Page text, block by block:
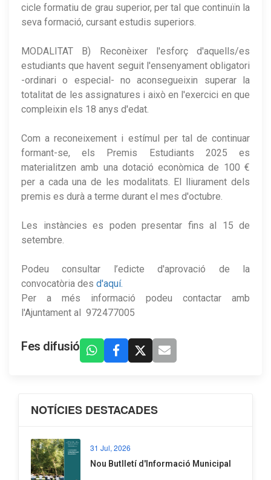
cicle formatiu de grau superior, per tal que continuïn la
seva formació, cursant estudis superiors.
MODALITAT B) Reconèixer l'esforç d'aquells/es
estudiants que havent seguit l'ensenyament obligatori
-ordinari o especial- no aconsegueixin superar la
totalitat de les assignatures i això en l'exercici en que
compleixin els 18 anys d'edat.
Com a reconeixement i estímul per tal de continuar
formant-se, els Premis Estudiants 2025 es
materialitzen amb una dotació econòmica de 100 €
per a cada una de les modalitats. El lliurament dels
premis es durà a terme durant el mes d'octubre.
Les instàncies es poden presentar fins al 15 de
setembre.
Podeu consultar l’edicte d'aprovació de la
convocatòria des d'aquí.
Per a més informació podeu contactar amb
l'Ajuntament al 972477005
Fes difusió
NOTÍCIES DESTACADES
31 Jul, 2026
Nou Butlletí d'Informació Municipal